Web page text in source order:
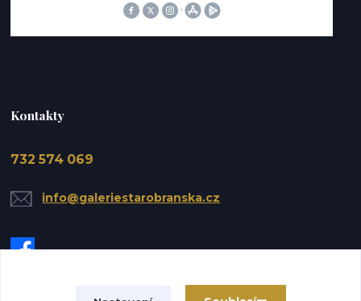
Kontakty
732 574 069
info@galeriestarobranska.cz